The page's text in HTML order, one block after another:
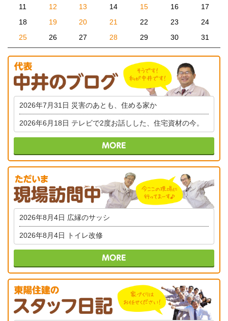
11
12 13 14 15 16
17
18
19 20 21 22 23
24
25
26 27 28 29 30 31
2026年7月31日 災害のあとも、住める家か
2026年6月18日 テレビで2度お話しした、住宅資材の今。
2026年8月4日 広縁のサッシ
2026年8月4日 トイレ改修